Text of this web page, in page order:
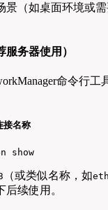
景（如桌面环境或
务器使用）
命令行
接名称
show
（或类似名称，如
续使用。